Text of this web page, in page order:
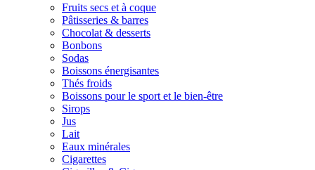
Fruits secs et à coque
Pâtisseries & barres
Chocolat & desserts
Bonbons
Sodas
Boissons énergisantes
Thés froids
Boissons pour le sport et le bien-être
Sirops
Jus
Lait
Eaux minérales
Cigarettes